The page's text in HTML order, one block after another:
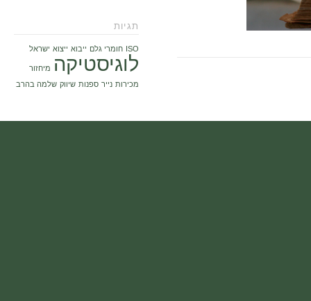
תגיות
ISO חומרי גלם ייבוא ייצוא ישראל
לוגיסטיקה מיחזור
מכירות נייר ספנות שיווק שלמה בהרב